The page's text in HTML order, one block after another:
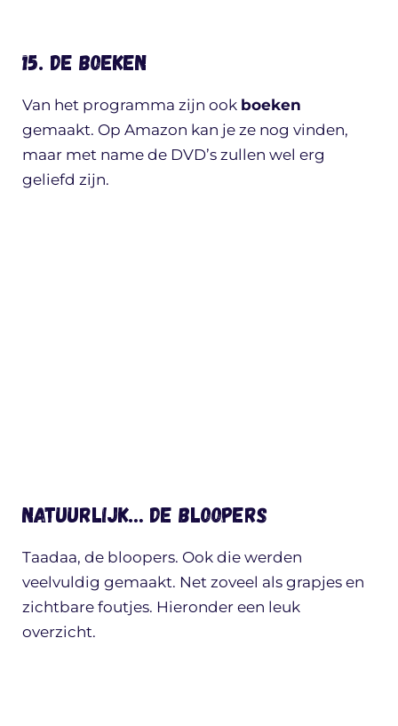
15. De boeken
Van het programma zijn ook boeken
gemaakt. Op Amazon kan je ze nog vinden,
maar met name de DVD’s zullen wel erg
geliefd zijn.
Natuurlijk… de bloopers
Taadaa, de bloopers. Ook die werden
veelvuldig gemaakt. Net zoveel als grapjes en
zichtbare foutjes. Hieronder een leuk
overzicht.